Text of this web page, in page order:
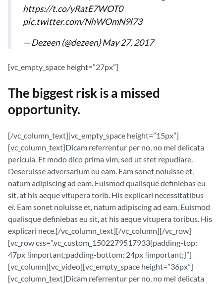
https://t.co/yRatE7WOT0
pic.twitter.com/NhWOmN9l73
— Dezeen (@dezeen)May 27, 2017
[vc_empty_space height=”27px”]
The biggest risk is a missed
opportunity.
[/vc_column_text][vc_empty_space height=”15px”]
[vc_column_text]Dicam referrentur per no, no mel delicata
pericula. Et modo dico prima vim, sed ut stet repudiare.
Deseruisse adversarium eu eam. Eam sonet noluisse et,
natum adipiscing ad eam. Euismod qualisque definiebas eu
sit, at his aeque vitupera torib. His explicari necessitatibus
ei. Eam sonet noluisse et, natum adipiscing ad eam. Euismod
qualisque definiebas eu sit, at his aeque vitupera toribus. His
explicari nece.[/vc_column_text][/vc_column][/vc_row]
[vc_row css=”.vc_custom_1502279517933{padding-top:
47px !important;padding-bottom: 24px !important;}”]
[vc_column][vc_video][vc_empty_space height=”36px”]
[vc_column_text]Dicam referrentur per no, no mel delicata